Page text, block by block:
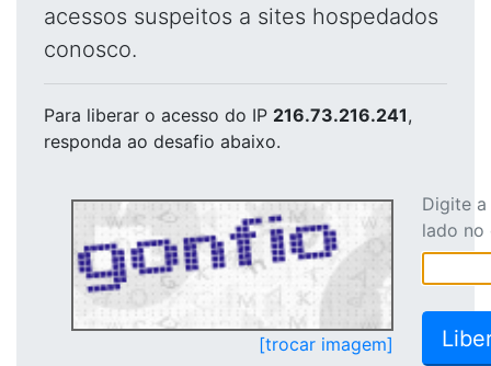
acessos suspeitos a sites hospedados
conosco.
Para liberar o acesso do IP 216.73.216.241,
responda ao desafio abaixo.
[trocar imagem]
Digite
lado no